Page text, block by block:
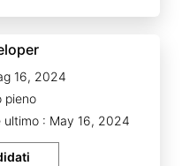
16, 2024
pieno
ultimo : May 16, 2024